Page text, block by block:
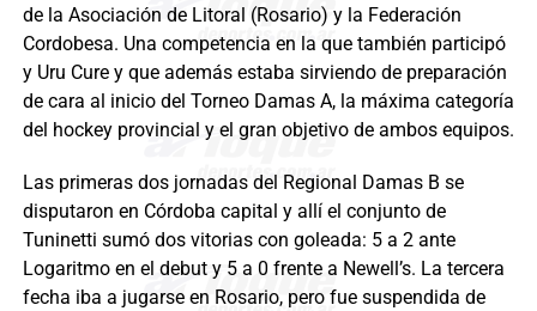
de la Asociación de Litoral (Rosario) y la Federación
Cordobesa. Una competencia en la que también participó
y Uru Cure y que además estaba sirviendo de preparación
de cara al inicio del Torneo Damas A, la máxima categoría
del hockey provincial y el gran objetivo de ambos equipos.
Las primeras dos jornadas del Regional Damas B se
disputaron en Córdoba capital y allí el conjunto de
Tuninetti sumó dos vitorias con goleada: 5 a 2 ante
Logaritmo en el debut y 5 a 0 frente a Newell’s. La tercera
fecha iba a jugarse en Rosario, pero fue suspendida de